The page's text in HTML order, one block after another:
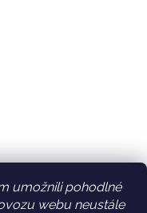
umožnili pohodlné
webu neustále